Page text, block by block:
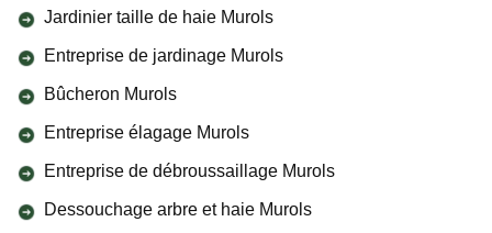
Jardinier taille de haie Murols
Entreprise de jardinage Murols
Bûcheron Murols
Entreprise élagage Murols
Entreprise de débroussaillage Murols
Dessouchage arbre et haie Murols